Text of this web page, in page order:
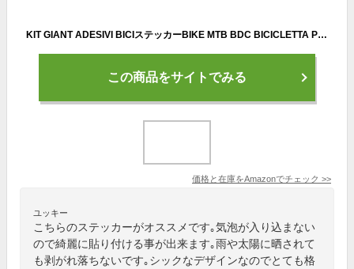
KIT GIANT ADESIVI BICIステッカーBIKE MTB BDC BICICLETTA PRESPAZIATI用 (Silver)
この商品をサイトでみる
価格と在庫をAmazonでチェック >>
ユッキー
こちらのステッカーがオススメです｡気泡が入り込まない
ので綺麗に貼り付ける事が出来ます｡雨や太陽に晒されて
も剥がれ落ちないです｡シックなデザインなのでとても格